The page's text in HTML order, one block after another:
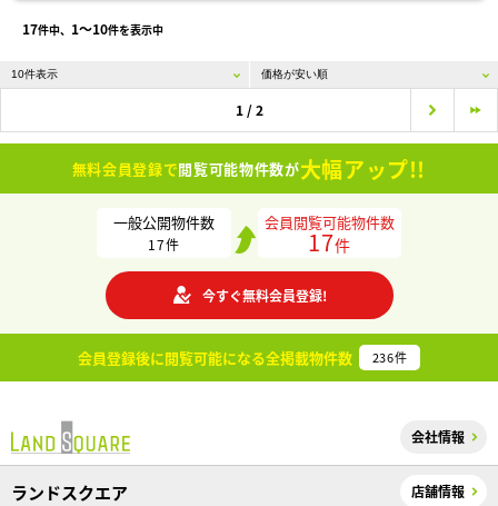
17件中、 1〜10件を表示中
1 / 2
無料会員登録で閲覧可能物件数が大幅アップ!!
一般公開物件数
17件
会員閲覧可能物件数
17件
今すぐ無料会員登録!
会員登録後に閲覧可能になる全掲載物件数 236件
会社情報
ランドスクエア 店舗情報